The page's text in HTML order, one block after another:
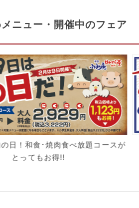
ニュー・開催中のフェア
日！和食･焼肉食べ放題コースが
とってもお得!!